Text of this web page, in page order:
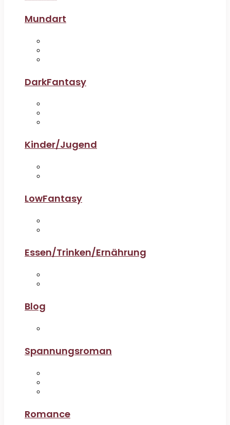
Mundart
DarkFantasy
Kinder/Jugend
LowFantasy
Essen/Trinken/Ernährung
Blog
Spannungsroman
Romance